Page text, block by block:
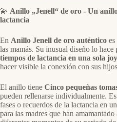
💫 Anillo „Jenell“ de oro - Un
lactancia
En Anillo Jenell de oro auténtico
las mamás. Su inusual diseño lo hace
tiempos de lactancia en una sola
hacer visible la conexión con sus
El anillo tiene Cinco pequeñas
pueden rellenarse individualmente.
fases o recuerdos de la lactancia en
para las madres que han